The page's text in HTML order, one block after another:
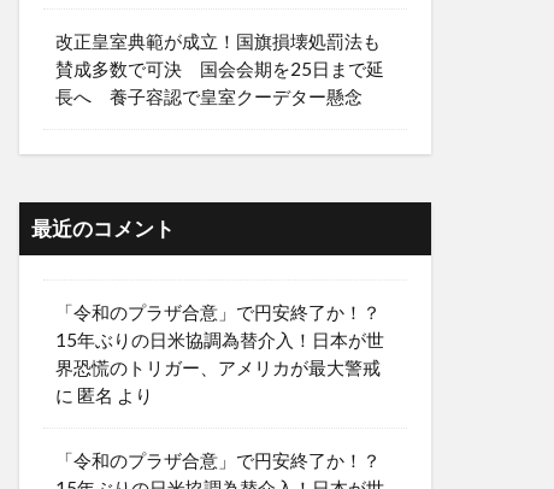
改正皇室典範が成立！国旗損壊処罰法も
賛成多数で可決 国会会期を25日まで延
長へ 養子容認で皇室クーデター懸念
最近のコメント
「令和のプラザ合意」で円安終了か！？
15年ぶりの日米協調為替介入！日本が世
界恐慌のトリガー、アメリカが最大警戒
に 匿名 より
「令和のプラザ合意」で円安終了か！？